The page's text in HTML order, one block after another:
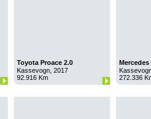
Toyota Proace 2.0
Kassevogn, 2017
92.916 Km
Mercedes
272.336